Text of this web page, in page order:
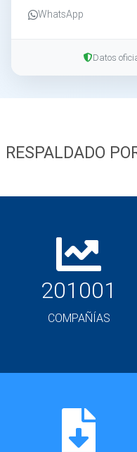
WhatsApp
Datos
RESPALDADO
201001
COMPAÑÍAS